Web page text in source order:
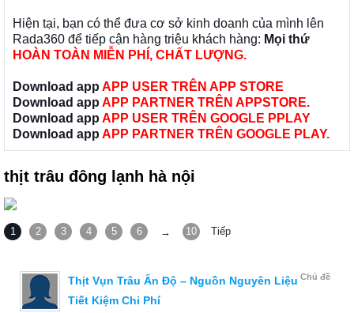
Hiện tại, bạn có thể đưa cơ sở kinh doanh của mình lên
Rada360 để tiếp cận hàng triệu khách hàng: Mọi thứ
HOÀN TOÀN MIỄN PHÍ, CHẤT LƯỢNG.
Download app APP USER TRÊN APP STORE
Download app APP PARTNER TRÊN APPSTORE.
Download app APP USER TRÊN GOOGLE PPLAY
Download app APP PARTNER TRÊN GOOGLE PLAY.
thịt trâu đông lạnh hà nội
1 2 3 4 5 6 → 10 Tiếp
Chủ đề
Thịt Vụn Trâu Ấn Độ – Nguồn Nguyên Liệu
Tiết Kiệm Chi Phí